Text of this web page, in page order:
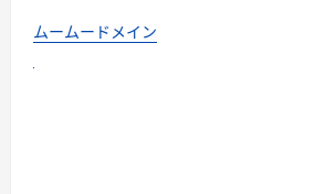
ムームードメイン